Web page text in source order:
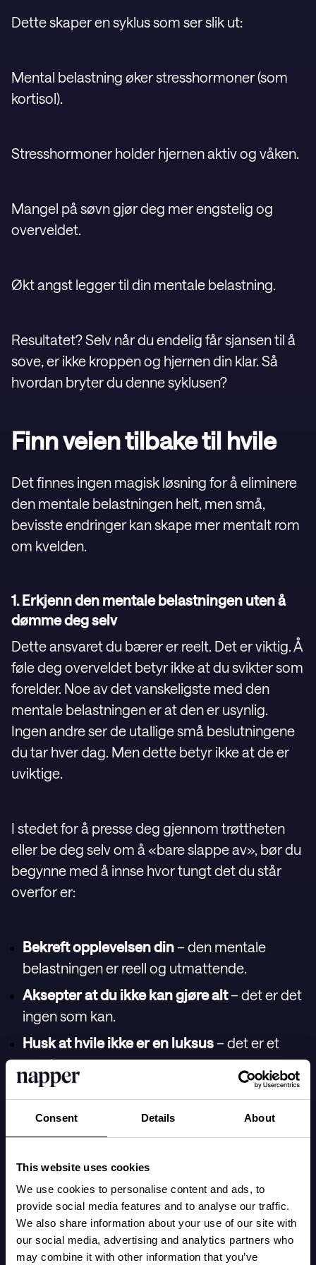
Consent Details About
This website uses cookies
We use cookies to personalise content and ads, to
provide social media features and to analyse our traffic.
We also share information about your use of our site with
our social media, advertising and analytics partners who
may combine it with other information that you’ve
Dette skaper en syklus som ser slik ut:
Mental belastning øker stresshormoner (som
kortisol).
Stresshormoner holder hjernen aktiv og våken.
Mangel på søvn gjør deg mer engstelig og
overveldet.
Økt angst legger til din mentale belastning.
Resultatet? Selv når du endelig får sjansen til å
sove, er ikke kroppen og hjernen din klar. Så
hvordan bryter du denne syklusen?
Finn veien tilbake til hvile
Det finnes ingen magisk løsning for å eliminere
den mentale belastningen helt, men små,
bevisste endringer kan skape mer mentalt rom
om kvelden.
1. Erkjenn den mentale belastningen uten å
dømme deg selv
Dette ansvaret du bærer er reelt. Det er viktig. Å
føle deg overveldet betyr ikke at du svikter som
forelder. Noe av det vanskeligste med den
mentale belastningen er at den er usynlig.
Ingen andre ser de utallige små beslutningene
du tar hver dag. Men dette betyr ikke at de er
uviktige.
I stedet for å presse deg gjennom trøttheten
eller be deg selv om å «bare slappe av», bør du
begynne med å innse hvor tungt det du står
overfor er:
Bekreft opplevelsen din– den mentale
belastningen er reell og utmattende.
Aksepter at du ikke kan gjøre alt– det er det
ingen som kan.
Husk at hvile ikke er en luksus– det er et
must.
2. Praktiske trinn for lettere
kvelder